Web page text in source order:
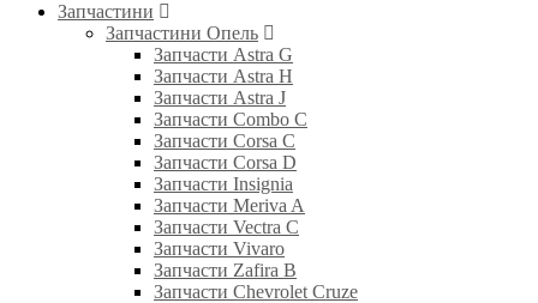
Запчастини
Запчастини Опель
Запчасти Astra G
Запчасти Astra H
Запчасти Astra J
Запчасти Combo C
Запчасти Corsa C
Запчасти Corsa D
Запчасти Insignia
Запчасти Meriva A
Запчасти Vectra C
Запчасти Vivaro
Запчасти Zafira B
Запчасти Chevrolet Cruze